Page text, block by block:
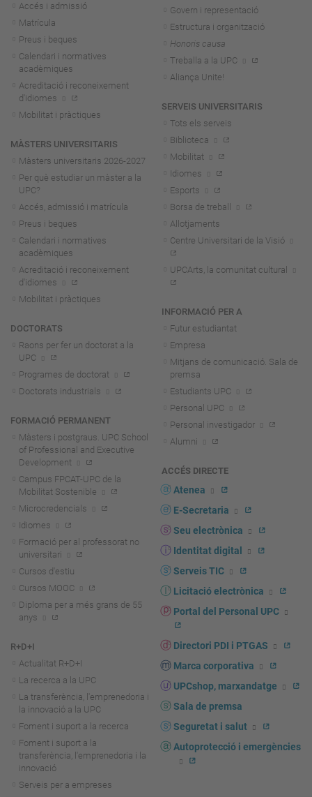
Accés i admissió
Matrícula
Preus i beques
Calendari i normatives
acadèmiques
Acreditació i reconeixement
d'idiomes
Mobilitat i pràctiques
MÀSTERS UNIVERSITARIS
Màsters universitaris 2026-2027
Per què estudiar un màster a la
UPC?
Accés, admissió i matrícula
Preus i beques
Calendari i normatives
acadèmiques
Acreditació i reconeixement
d'idiomes
Mobilitat i pràctiques
DOCTORATS
Raons per fer un doctorat a la
UPC
Programes de doctorat
Doctorats industrials
FORMACIÓ PERMANENT
Màsters i postgraus. UPC School
of Professional and Executive
Development
Campus FPCAT-UPC de la
Mobilitat Sostenible
Microcredencials
Idiomes
Formació per al professorat no
universitari
Cursos d'estiu
Cursos MOOC
Diploma per a més grans de 55
anys
R+D+I
Actualitat R+D+I
La recerca a la UPC
La transferència, l'emprenedoria i
la innovació a la UPC
Foment i suport a la recerca
Foment i suport a la
transferència, l'emprenedoria i la
innovació
Serveis per a empreses
Govern i representació
Estructura i organització
Honoris causa
Treballa a la UPC
Aliança Unite!
SERVEIS UNIVERSITARIS
Tots els serveis
Biblioteca
Mobilitat
Idiomes
Esports
Borsa de treball
Allotjaments
Centre Universitari de la Visió
UPCArts, la comunitat cultural
INFORMACIÓ PER A
Futur estudiantat
Empresa
Mitjans de comunicació. Sala de
premsa
Estudiants UPC
Personal UPC
Personal investigador
Alumni
ACCÉS DIRECTE
Atenea
E-Secretaria
Seu electrònica
Identitat digital
Serveis TIC
Licitació electrònica
Portal del Personal UPC
Directori PDI i PTGAS
Marca corporativa
UPCshop, marxandatge
Sala de premsa
Seguretat i salut
Autoprotecció i emergències